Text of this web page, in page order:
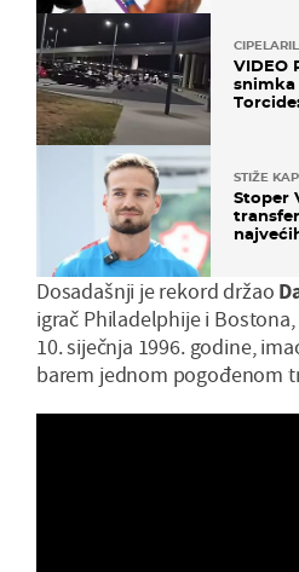
VIDEO
snimka
STIŽE
Stoper
Dosadašnji je rekord držao
igrač Philadelphije i
10. siječnja 1996. godine,
barem jednom pogođenom